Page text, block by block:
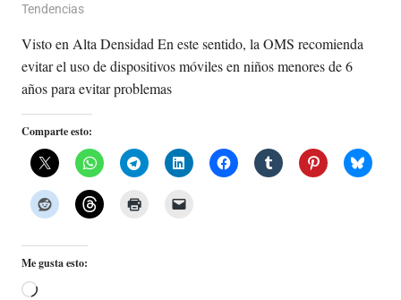
Tendencias
Visto en Alta Densidad En este sentido, la OMS recomienda
evitar el uso de dispositivos móviles en niños menores de 6
años para evitar problemas
Comparte esto:
Me gusta esto:
Cargando...